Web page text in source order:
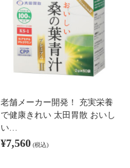
老舗メーカー開発！ 充実栄養
で健康きれい 太田胃散 おいし
い…
¥7,560 (税込)